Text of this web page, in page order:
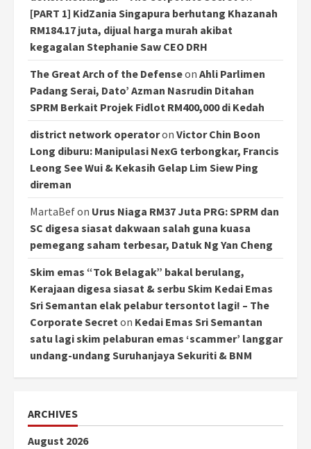
[PART 1] KidZania Singapura berhutang Khazanah
RM184.17 juta, dijual harga murah akibat
kegagalan Stephanie Saw CEO DRH
The Great Arch of the Defenseon Ahli Parlimen
Padang Serai, Dato’ Azman Nasrudin Ditahan
SPRM Berkait Projek Fidlot RM400,000 di Kedah
district network operatoron Victor Chin Boon
Long diburu: Manipulasi NexG terbongkar, Francis
Leong See Wui & Kekasih Gelap Lim Siew Ping
direman
MartaBefon Urus Niaga RM37 Juta PRG: SPRM dan
SC digesa siasat dakwaan salah guna kuasa
pemegang saham terbesar, Datuk Ng Yan Cheng
Skim emas “Tok Belagak” bakal berulang,
Kerajaan digesa siasat & serbu Skim Kedai Emas
Sri Semantan elak pelabur tersontot lagi! – The
Corporate Secreton Kedai Emas Sri Semantan
satu lagi skim pelaburan emas ‘scammer’ langgar
undang-undang Suruhanjaya Sekuriti & BNM
ARCHIVES
August 2026